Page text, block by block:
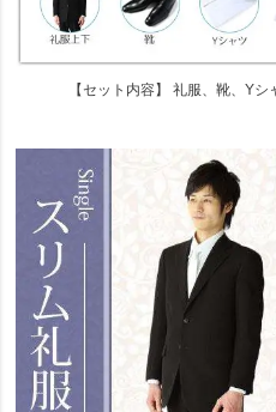
【セット内容】 礼服、靴、Y